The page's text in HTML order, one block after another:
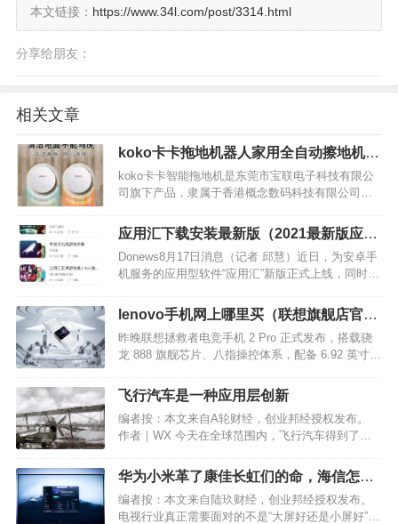
本文链接： https://www.34l.com/post/3314.html
分享给朋友：
相关文章
koko卡卡拖地机器人家用全自动擦地机推
荐
koko卡卡智能拖地机是东莞市宝联电子科技有限公
司旗下产品，隶属于香港概念数码科技有限公司，
想知道卡卡智能拖地机好用吗，看看下面是网友使
用koko卡卡智能拖地机的相关介绍，希望对大家有
所帮助。1、…
应用汇下载安装最新版（2021最新版应用
汇app）
Donews8月17日消息（记者 邱慧）近日，为安卓手
机服务的应用型软件“应用汇”新版正式上线，同时推
荐”、“最热”、“最新”三类。应用汇官方介绍，此次新
版上线后，安装包被优化缩小，给…
lenovo手机网上哪里买（联想旗舰店官网
商城）
昨晚联想拯救者电竞手机 2 Pro 正式发布，搭载骁
龙 888 旗舰芯片、八指操控体系，配备 6.92 英寸
5500mAh 容量电池，堪称 “堆料狂魔”，这款手机于
今日 10:00 正式开售…
飞行汽车是一种应用层创新
编者按：本文来自A轮财经，创业邦经授权发布。
作者｜WX 今天在全球范围内，飞行汽车得到了越
行汽车行业将形成3000亿美元的市场规模。2040
年，该行业规模可能将达到1.5万亿美元。 作为新…
华为小米革了康佳长虹们的命，海信怎么
办？
编者按：本文来自陆玖财经，创业邦经授权发布。
电视行业真正需要面对的不是“大屏好还是小屏好”，